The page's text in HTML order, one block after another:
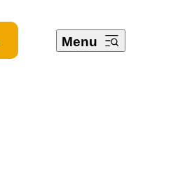
Menu